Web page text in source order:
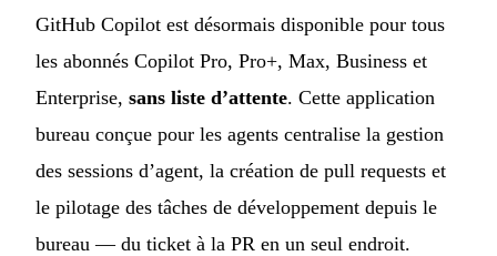
GitHub Copilot est désormais disponible pour tous
les abonnés Copilot Pro, Pro+, Max, Business et
Enterprise, sans liste d’attente. Cette application
bureau conçue pour les agents centralise la gestion
des sessions d’agent, la création de pull requests et
le pilotage des tâches de développement depuis le
bureau — du ticket à la PR en un seul endroit.